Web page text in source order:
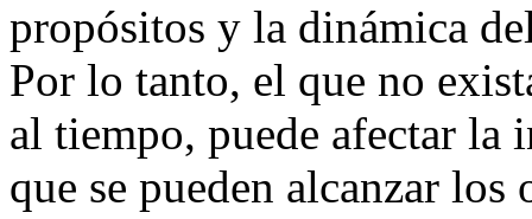
propósitos y la dinámica
Por lo tanto, el que no
al tiempo, puede afectar la
que se pueden alcanzar